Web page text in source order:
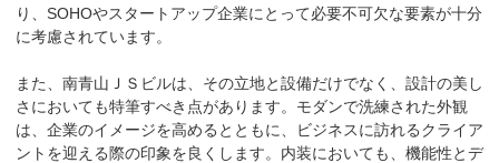
り、SOHOやスタートアップ企業にとって必要不可欠な要素が十分
に考慮されています。
また、南青山ＪＳビルは、その立地と設備だけでなく、設計の美し
さにおいても特筆すべき点があります。モダンで洗練された外観
は、企業のイメージを高めるとともに、ビジネスに訪れるクライア
ントを迎える際の印象を良くします。内装においても、機能性とデ